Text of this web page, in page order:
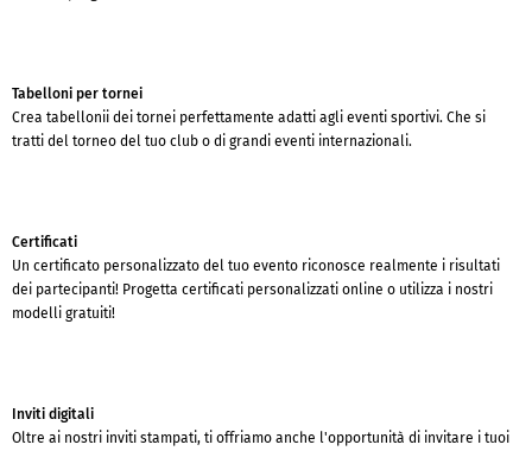
Tabelloni per tornei
Crea tabellonii dei tornei perfettamente adatti agli eventi sportivi. Che si
tratti del torneo del tuo club o di grandi eventi internazionali.
Certificati
Un certificato personalizzato del tuo evento riconosce realmente i risultati
dei partecipanti! Progetta certificati personalizzati online o utilizza i nostri
modelli gratuiti!
Inviti digitali
Oltre ai nostri inviti stampati, ti offriamo anche l'opportunità di invitare i tuoi